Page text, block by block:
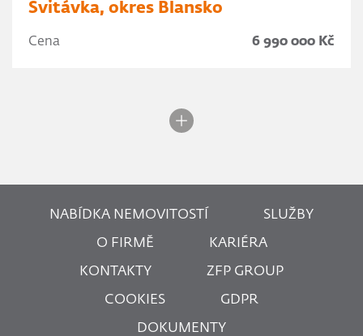
Svitávka, okres Blansko
Cena 6 990 000 Kč
NABÍDKA NEMOVITOSTÍ SLUŽBY
O FIRMĚ KARIÉRA
KONTAKTY ZFP GROUP
COOKIES GDPR
DOKUMENTY